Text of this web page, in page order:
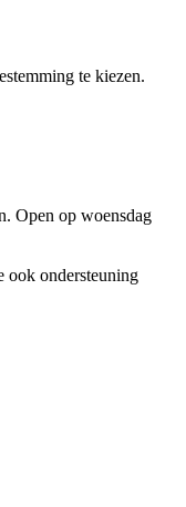
te kiezen.
Open op woensdag
ook ondersteuning